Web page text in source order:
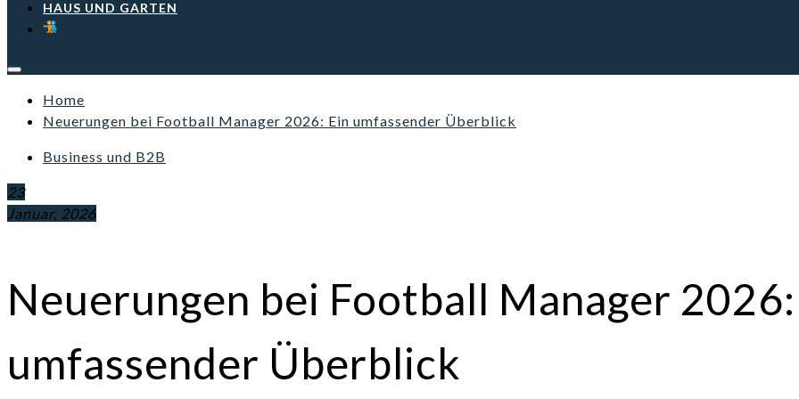
HAUS UND GARTEN
Home
Neuerungen bei Football Manager 2026: Ein umfassender Überblick
Business und B2B
23
Januar, 2026
Neuerungen bei Football Manager
umfassender Überblick